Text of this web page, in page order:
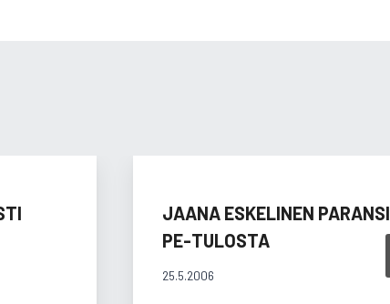
JAANA ESKELINEN PARANSI
PE-TULOSTA
25.5.2006